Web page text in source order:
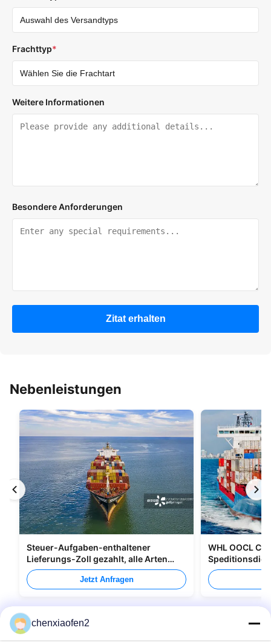
Frachttyp*
Weitere Informationen
Besondere Anforderungen
Zitat erhalten
Nebenleistungen
Steuer-Aufgaben-enthaltener
Lieferungs-Zoll gezahlt, alle Arten
Verpacken versendend
Jetzt Anfragen
WHL OOCL
nach Kanada
chenxiaofen2